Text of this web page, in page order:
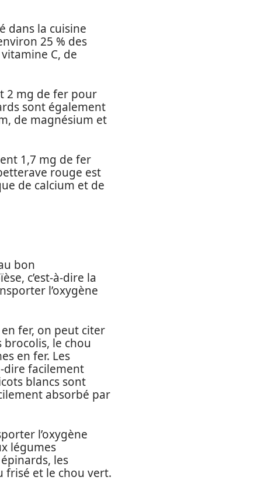
dans la cuisine
25 % des
C, de
2 mg de fer pour
sont également
de magnésium et
1,7 mg de fer
rouge est
de calcium et de
bon
c’est-à-dire la
l’oxygène
fer, on peut citer
brocolis, le chou
en fer. Les
dire facilement
blancs sont
absorbé par
l’oxygène
légumes
les
frisé et le chou vert.